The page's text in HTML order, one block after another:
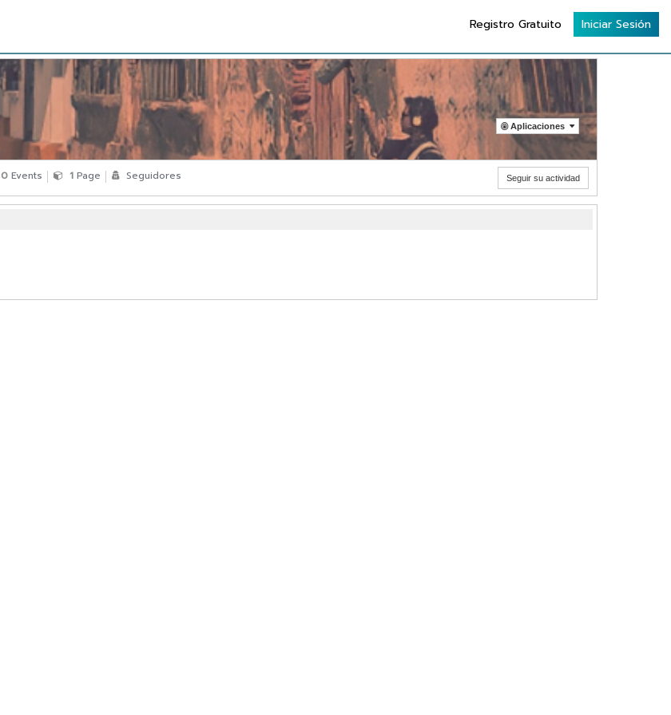
Registro Gratuito Iniciar Sesión
Aplicaciones
0 Events 1 Page Seguidores Seguir su actividad